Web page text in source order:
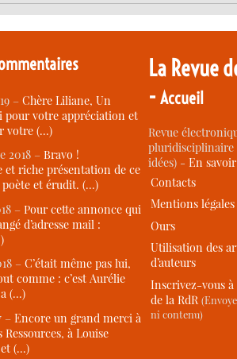
–Chère Liliane, Un
pour votre appréciation et
votre (…)
2018 –Bravo !
et riche présentation de ce
et érudit. (…)
–Pour cette annonce qui
d’adresse mail :
–C’était même pas lui,
comme : c’est Aurélie
(…)
–Encore un grand merci à
Ressources, à Louise
(…)
La Revue
-Accueil
Revue
idées) -En
Contacts
Mentions légales
Ours
Utilisation des
d’auteurs
Inscrivez-vous
de la RdR
ni contenu)